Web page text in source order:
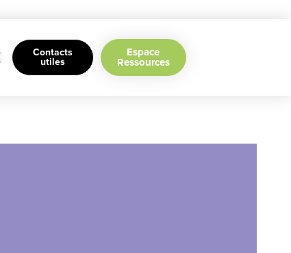
Contacts
utiles
Espace
Ressources